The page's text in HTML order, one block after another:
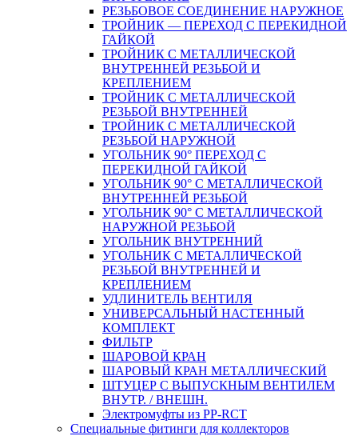
РЕЗЬБОВОЕ СОЕДИНЕНИЕ НАРУЖНОЕ
ТРОЙНИК — ПЕРЕХОД С ПЕРЕКИДНОЙ
ГАЙКОЙ
ТРОЙНИК С МЕТАЛЛИЧЕСКОЙ
ВНУТРЕННЕЙ РЕЗЬБОЙ И
КРЕПЛЕНИЕМ
ТРОЙНИК С МЕТАЛЛИЧЕСКОЙ
РЕЗЬБОЙ ВНУТРЕННЕЙ
ТРОЙНИК С МЕТАЛЛИЧЕСКОЙ
РЕЗЬБОЙ НАРУЖНОЙ
УГОЛЬНИК 90° ПЕРЕХОД С
ПЕРЕКИДНОЙ ГАЙКОЙ
УГОЛЬНИК 90° С МЕТАЛЛИЧЕСКОЙ
ВНУТРЕННEЙ РЕЗЬБОЙ
УГОЛЬНИК 90° С МЕТАЛЛИЧЕСКОЙ
НАРУЖНОЙ РЕЗЬБОЙ
УГОЛЬНИК ВНУТРЕННИЙ
УГОЛЬНИК С МЕТАЛЛИЧЕСКОЙ
РЕЗЬБОЙ ВНУТРЕННЕЙ И
КРЕПЛЕНИЕМ
УДЛИНИТЕЛЬ ВЕНТИЛЯ
УНИВЕРСАЛЬНЫЙ НАСТЕННЫЙ
КОМПЛЕКТ
ФИЛЬТР
ШАРОВОЙ КРАН
ШАРОВЫЙ КРАН МЕТАЛЛИЧЕСКИЙ
ШТУЦЕР С ВЫПУСКНЫМ ВЕНТИЛЕМ
ВНУТР. / ВНЕШН.
Электромуфты из PP-RCT
Специальные фитинги для коллекторов